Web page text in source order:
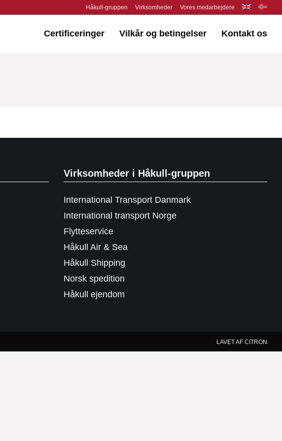
Håkull-gruppen Virksomheder Vores medarbejdere
Certificeringer Vilkår og betingelser Kontakt os
Virksomheder i Håkull-gruppen
International Transport Danmark
International transport Norge
Flytteservice
Håkull Air & Sea
Håkull Shipping
Norsk spedition
Håkull ejendom
LAVET AF CITRON